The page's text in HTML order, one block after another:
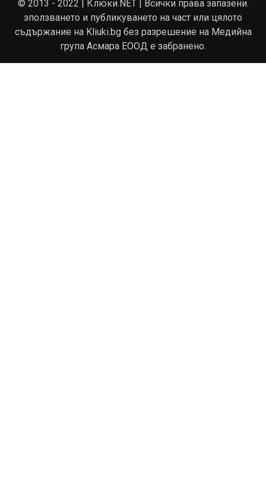
© 2013 - 2022 | Клюки.NET | Всички права запазени.
зползването и публикуването на част или цялото
съдържание на Kliuki.bg без разрешение на Медийна
група Асмара ЕООД е забранено.